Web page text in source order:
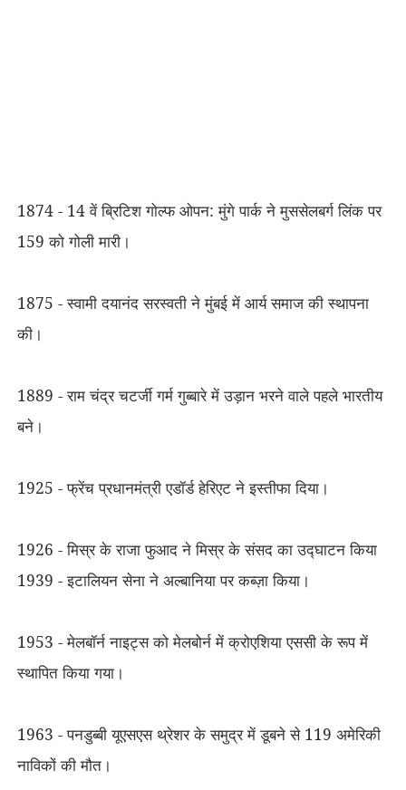
1874 - 14 वें ब्रिटिश गोल्फ ओपन: मुंगे पार्क ने मुससेलबर्ग लिंक पर
159 को गोली मारी।
1875 - स्वामी दयानंद सरस्वती ने मुंबई में आर्य समाज की स्थापना
की।
1889 - राम चंद्र चटर्जी गर्म गुब्बारे में उड़ान भरने वाले पहले भारतीय
बने।
1925 - फ्रेंच प्रधानमंत्री एडॉर्ड हेरिएट ने इस्तीफा दिया।
1926 - मिस्र के राजा फुआद ने मिस्र के संसद का उद्घाटन किया
1939 - इटालियन सेना ने अल्बानिया पर कब्ज़ा किया।
1953 - मेलबॉर्न नाइट्स को मेलबोर्न में क्रोएशिया एससी के रूप में
स्थापित किया गया।
1963 - पनडुब्बी यूएसएस थ्रेशर के समुद्र में डूबने से 119 अमेरिकी
नाविकों की मौत।